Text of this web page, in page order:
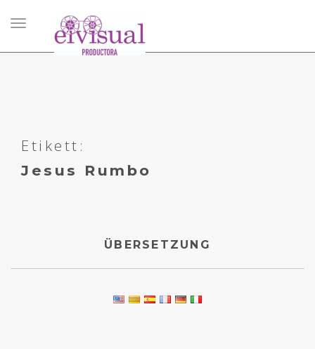
Navigation
umschalten
Etikett:
Jesus Rumbo
ÜBERSETZUNG